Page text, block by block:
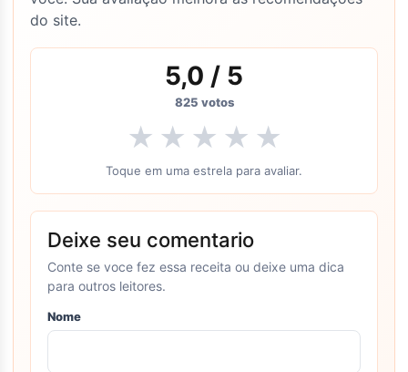
do site.
5,0 / 5
825 votos
★ ★ ★ ★ ★
Toque em uma estrela para avaliar.
Deixe seu comentario
Conte se voce fez essa receita ou deixe uma dica
para outros leitores.
Nome